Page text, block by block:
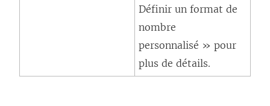
Définir un format de
nombre
personnalisé » pour
plus de détails.